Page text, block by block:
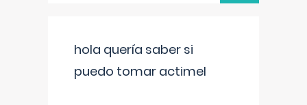
hola quería saber si
puedo tomar actimel